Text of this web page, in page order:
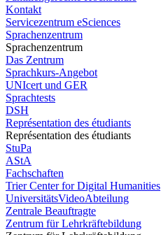
Kontakt
Servicezentrum eSciences
Sprachenzentrum
Sprachenzentrum
Das Zentrum
Sprachkurs-Angebot
UNIcert und GER
Sprachtests
DSH
Représentation des étudiants
Représentation des étudiants
StuPa
AStA
Fachschaften
Trier Center for Digital Humanities
UniversitätsVideoAbteilung
Zentrale Beauftragte
Zentrum für Lehrkräftebildung